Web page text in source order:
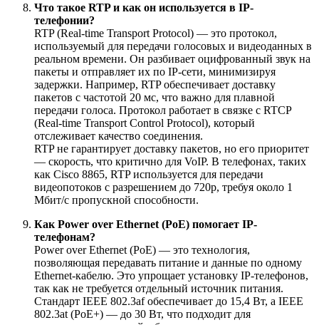
Что такое RTP и как он используется в IP-
телефонии?
RTP (Real-time Transport Protocol) — это протокол,
используемый для передачи голосовых и видеоданных в
реальном времени. Он разбивает оцифрованный звук на
пакеты и отправляет их по IP-сети, минимизируя
задержки. Например, RTP обеспечивает доставку
пакетов с частотой 20 мс, что важно для плавной
передачи голоса. Протокол работает в связке с RTCP
(Real-time Transport Control Protocol), который
отслеживает качество соединения.
RTP не гарантирует доставку пакетов, но его приоритет
— скорость, что критично для VoIP. В телефонах, таких
как Cisco 8865, RTP используется для передачи
видеопотоков с разрешением до 720p, требуя около 1
Мбит/с пропускной способности.
Как Power over Ethernet (PoE) помогает IP-
телефонам?
Power over Ethernet (PoE) — это технология,
позволяющая передавать питание и данные по одному
Ethernet-кабелю. Это упрощает установку IP-телефонов,
так как не требуется отдельный источник питания.
Стандарт IEEE 802.3af обеспечивает до 15,4 Вт, а IEEE
802.3at (PoE+) — до 30 Вт, что подходит для